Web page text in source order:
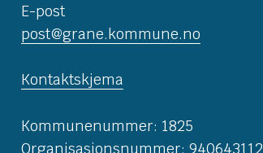
E-post
post@grane.kommune.no
Kontaktskjema
Kommunenummer: 1825
Organisasjonsnummer: 940643112